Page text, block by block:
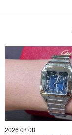
2026.08.08